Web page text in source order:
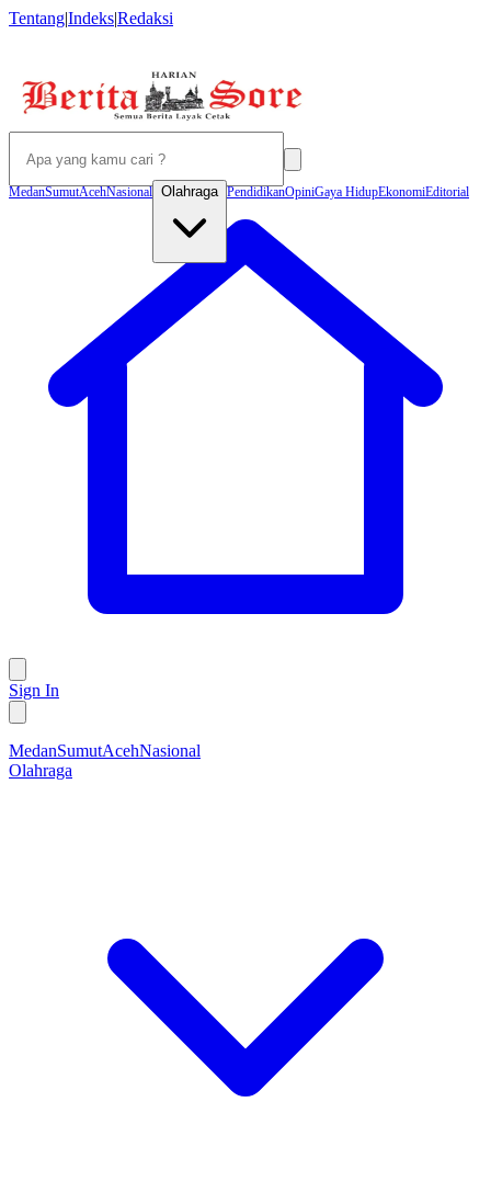
Tentang|Indeks|Redaksi
MedanSumutAcehNasional Olahraga PendidikanOpiniGaya HidupEkonomiEditorial
Sign In
MedanSumutAcehNasional
Olahraga